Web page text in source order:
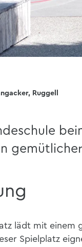
Ruggell
lädt mit einem
Spielplatz